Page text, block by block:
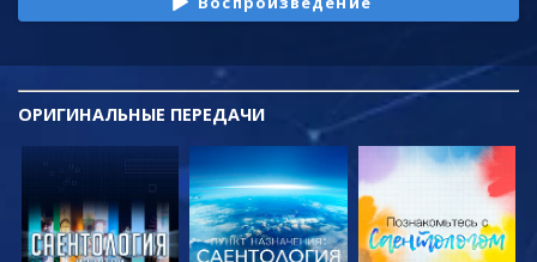
ОРИГИНАЛЬНЫЕ ПЕРЕДАЧИ